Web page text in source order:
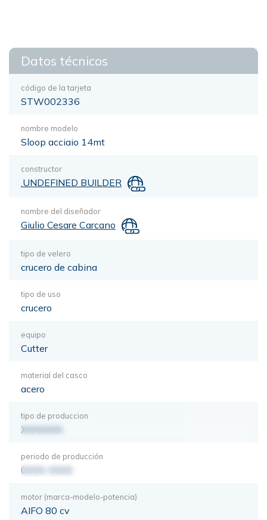
Datos técnicos
código de la tarjeta
STW002336
nombre modelo
Sloop acciaio 14mt
constructor
.UNDEFINED BUILDER
nombre del diseñador
Giulio Cesare Carcano
tipo de velero
crucero de cabina
tipo de uso
crucero
equipo
Cutter
material del casco
acero
tipo de produccion
XXXXXXX
periodo de producción
0000-0000
motor (marca-modelo-potencia)
AIFO 80 cv